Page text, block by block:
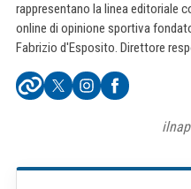
rappresentano la linea editoriale
online di opinione sportiva
Fabrizio d'Esposito. Direttore